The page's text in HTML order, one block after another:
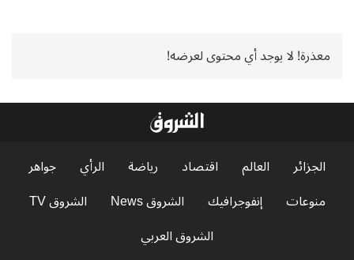
معذرة! لا يوجد أي محتوى لعرضه!
الجزائر العالم اقتصاد رياضة الرأي
جواهر
منوعات
إنفوجرافيك الشروق News
الشروق TV
الشروق العربي